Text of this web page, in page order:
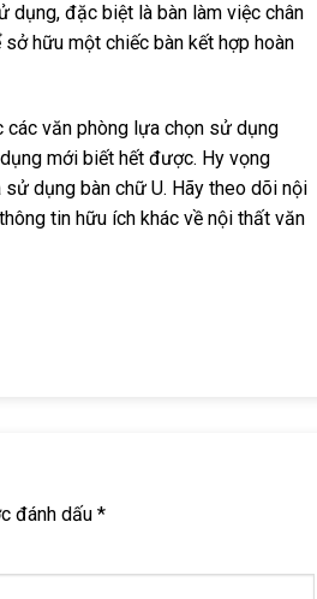
dụng, đặc biệt là bàn làm việc chân
hữu một chiếc bàn kết hợp hoàn
các văn phòng lựa chọn sử dụng
mới biết hết được. Hy vọng
dụng bàn chữ U. Hãy theo dõi nội
tin hữu ích khác về nội thất văn
đánh dấu *